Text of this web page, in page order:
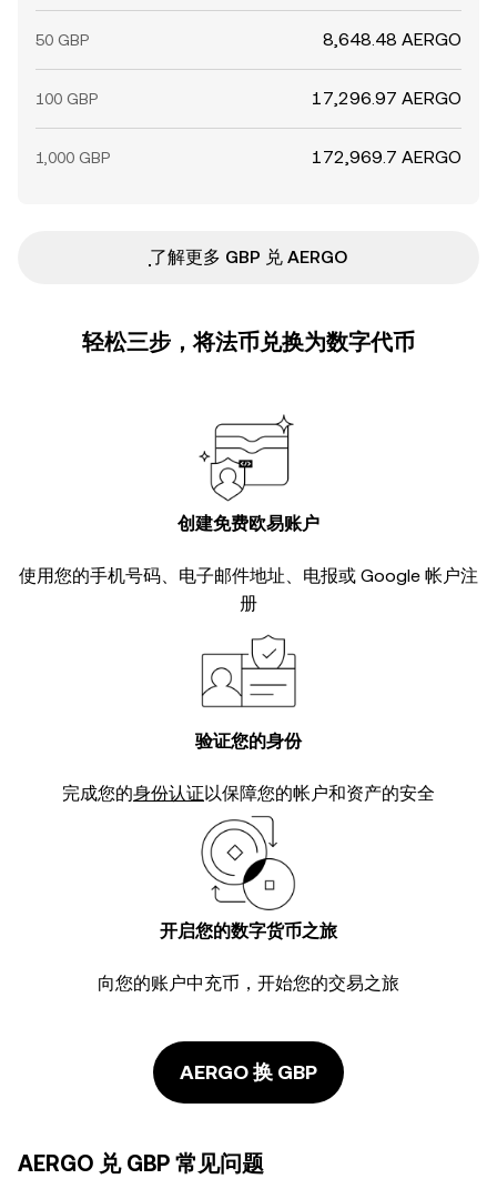
50 GBP 8,648.48 AERGO
100 GBP 17,296.97 AERGO
1,000 GBP 172,969.7 AERGO
ִִִִִִִִִִִִִִִִִִִִִִִִִִִִִִִִִִִִִִִִִִִִִִִ了解更多 GBP 兑 AERGO
轻松三步，将法币兑换为数字代币
创建免费欧易账户
使用您的手机号码、电子邮件地址、电报或 Google 帐户注
册
验证您的身份
完成您的身份认证以保障您的帐户和资产的安全
开启您的数字货币之旅
向您的账户中充币，开始您的交易之旅
AERGO 换 GBP
AERGO 兑 GBP 常见问题